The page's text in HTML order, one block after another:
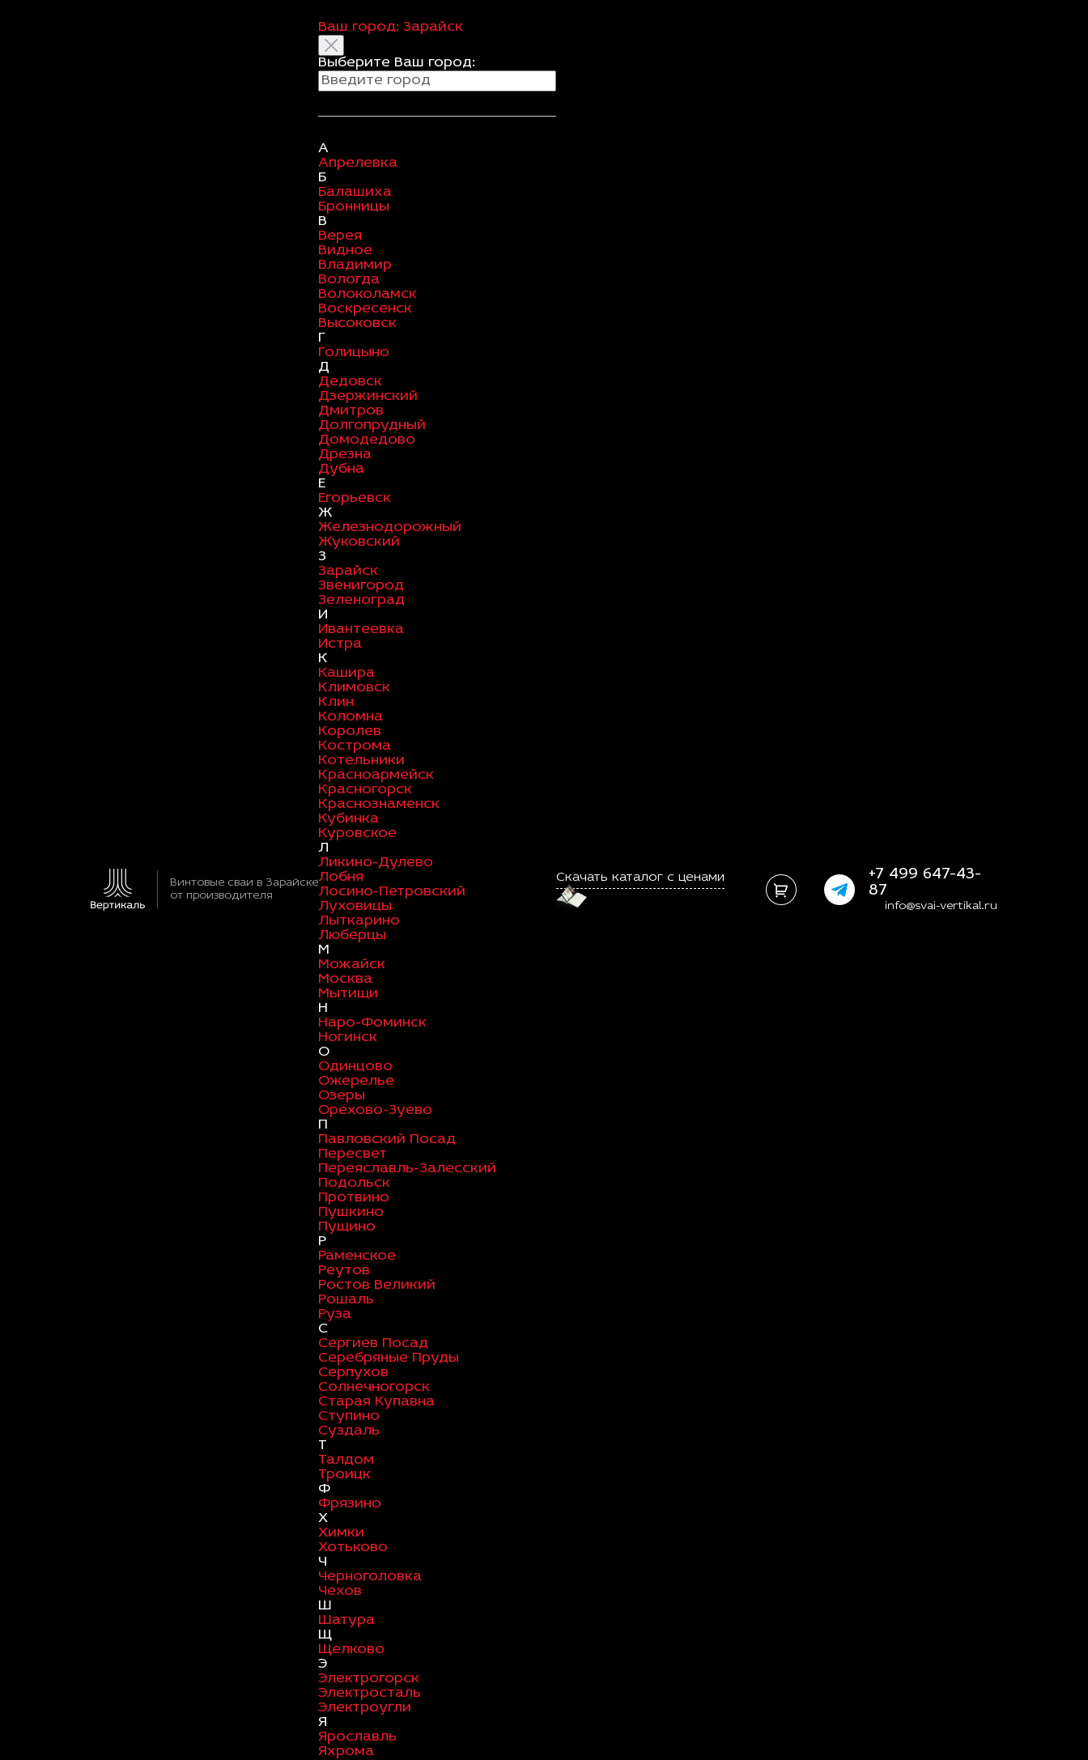
Винтовые сваи в Зарайске
от производителя
Ваш город: Зарайск
Выберите Ваш город:
А
Апрелевка
Б
Балашиха
Бронницы
В
Верея
Видное
Владимир
Вологда
Волоколамск
Воскресенск
Высоковск
Г
Голицыно
Д
Дедовск
Дзержинский
Дмитров
Долгопрудный
Домодедово
Дрезна
Дубна
Е
Егорьевск
Ж
Железнодорожный
Жуковский
З
Зарайск
Звенигород
Зеленоград
И
Ивантеевка
Истра
К
Кашира
Климовск
Клин
Коломна
Королев
Кострома
Котельники
Красноармейск
Красногорск
Краснознаменск
Кубинка
Куровское
Л
Ликино-Дулево
Лобня
Лосино-Петровский
Луховицы
Лыткарино
Люберцы
М
Можайск
Москва
Мытищи
Н
Наро-Фоминск
Ногинск
О
Одинцово
Ожерелье
Озеры
Орехово-Зуево
П
Павловский Посад
Пересвет
Переяславль-Залесский
Подольск
Протвино
Пушкино
Пущино
Р
Раменское
Реутов
Ростов Великий
Рошаль
Руза
С
Сергиев Посад
Серебряные Пруды
Серпухов
Солнечногорск
Старая Купавна
Ступино
Суздаль
Т
Талдом
Троицк
Ф
Фрязино
Х
Химки
Хотьково
Ч
Черноголовка
Чехов
Ш
Шатура
Щ
Щелково
Э
Электрогорск
Электросталь
Электроугли
Я
Ярославль
Яхрома
Скачать каталог с ценами
+7 499 647-43-
87
info@svai-vertikal.ru